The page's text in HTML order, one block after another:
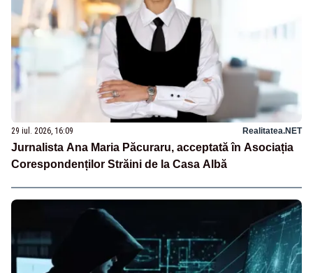
29 iul. 2026, 16:09 Realitatea.NET
Jurnalista Ana Maria Păcuraru, acceptată în Asociația
Corespondenților Străini de la Casa Albă